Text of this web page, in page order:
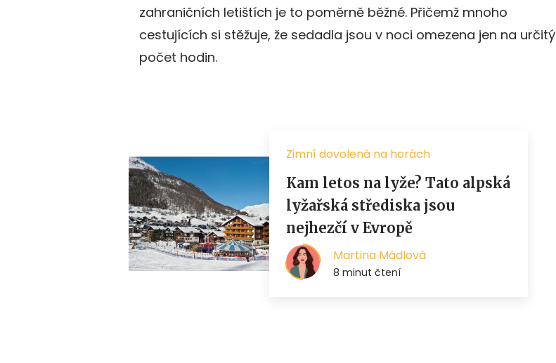
zahraničních letištích je to poměrně běžné. Přičemž mnoho
cestujících si stěžuje, že sedadla jsou v noci omezena jen na určitý
počet hodin.